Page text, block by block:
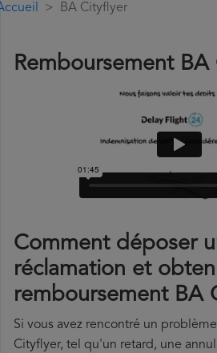
BA Cityflyer
Remboursement BA
Comment déposer
réclamation et
remboursement BA
Si vous avez rencontré un
Cityflyer, tel qu'un retard, une